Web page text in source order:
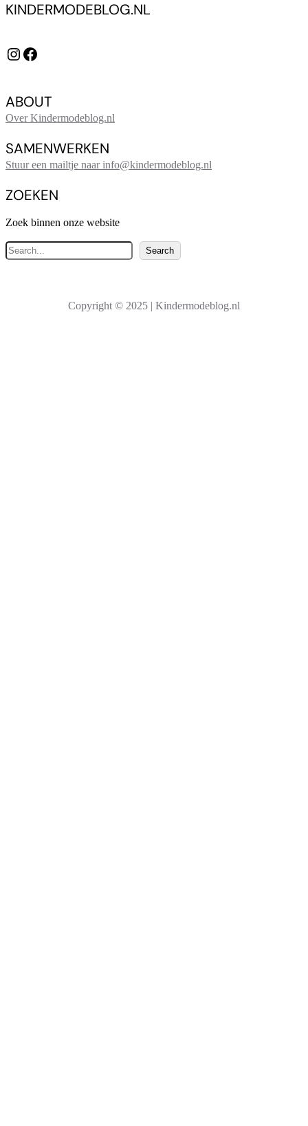
KINDERMODEBLOG.NL
Instagram Facebook
ABOUT
Over Kindermodeblog.nl
SAMENWERKEN
Stuur een mailtje naar info@kindermodeblog.nl
ZOEKEN
Zoek binnen onze website
Z
o
e
Search
Copyright © 2025 | Kindermodeblog.nl